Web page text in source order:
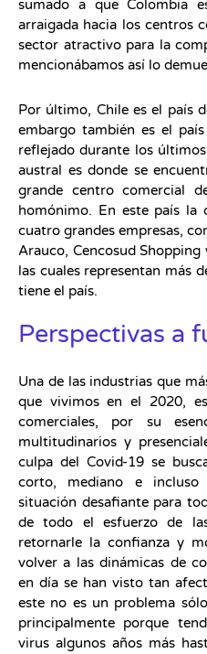
sumado a que Colombia
arraigada hacia los centros
sector atractivo para la
mencionábamos así lo
Por último, Chile es el país
embargo también es el
reflejado durante los
austral es donde se
grande centro comercial
homónimo. En este país la
cuatro grandes empresas,
Arauco, Cencosud
las cuales representan más
tiene el país.
Perspectivas a
Una de las industrias que
que vivimos en el 2020,
comerciales, por su
multitudinarios y
culpa del Covid-19 se
corto, mediano e
situación desafiante para
de todo el esfuerzo de
retornarle la confianza y
volver a las dinámicas de
en día se han visto tan
este no es un problema
principalmente porque
virus algunos años más